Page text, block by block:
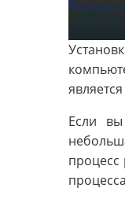
Если вы